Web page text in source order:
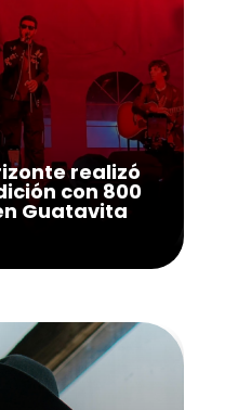
realizó
con 800
Guatavita